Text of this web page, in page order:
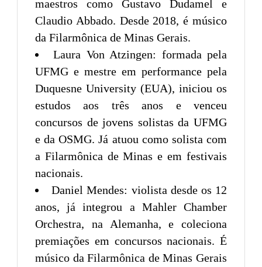
maestros como Gustavo Dudamel e
Claudio Abbado. Desde 2018, é músico
da Filarmônica de Minas Gerais.
Laura Von Atzingen: formada pela
UFMG e mestre em performance pela
Duquesne University (EUA), iniciou os
estudos aos três anos e venceu
concursos de jovens solistas da UFMG
e da OSMG. Já atuou como solista com
a Filarmônica de Minas e em festivais
nacionais.
Daniel Mendes: violista desde os 12
anos, já integrou a Mahler Chamber
Orchestra, na Alemanha, e coleciona
premiações em concursos nacionais. É
músico da Filarmônica de Minas Gerais